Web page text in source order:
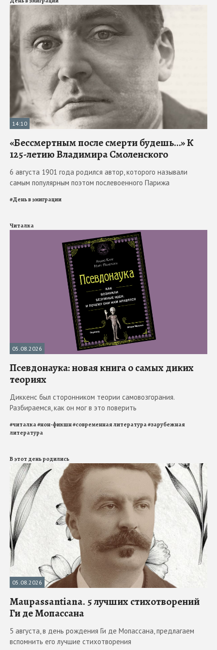
14:10
«Бессмертным после смерти будешь…» К
125-летию Владимира Смоленского
6 августа 1901 года родился автор, которого называли
самым популярным поэтом послевоенного Парижа
#День в эмиграции
Читалка
05.08.2026
Псевдонаука: новая книга о самых диких
теориях
Диккенс был сторонником теории самовозгорания.
Разбираемся, как он мог в это поверить
#читалка#нон-фикшн#современная литература#зарубежная
литература
В этот день родились
05.08.2026
Maupassantiana. 5 лучших стихотворений
Ги де Мопассана
5 августа, в день рождения Ги де Мопассана, предлагаем
вспомнить его лучшие стихотворения